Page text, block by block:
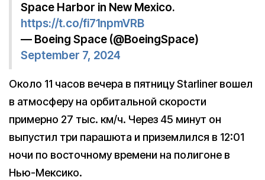
Space Harbor in New Mexico.
https://t.co/fi71npmVRB
— Boeing Space (@BoeingSpace)
September 7, 2024
Около 11 часов вечера в пятницу Starliner вошел
в атмосферу на орбитальной скорости
примерно 27 тыс. км/ч. Через 45 минут он
выпустил три парашюта и приземлился в 12:01
ночи по восточному времени на полигоне в
Нью-Мексико.